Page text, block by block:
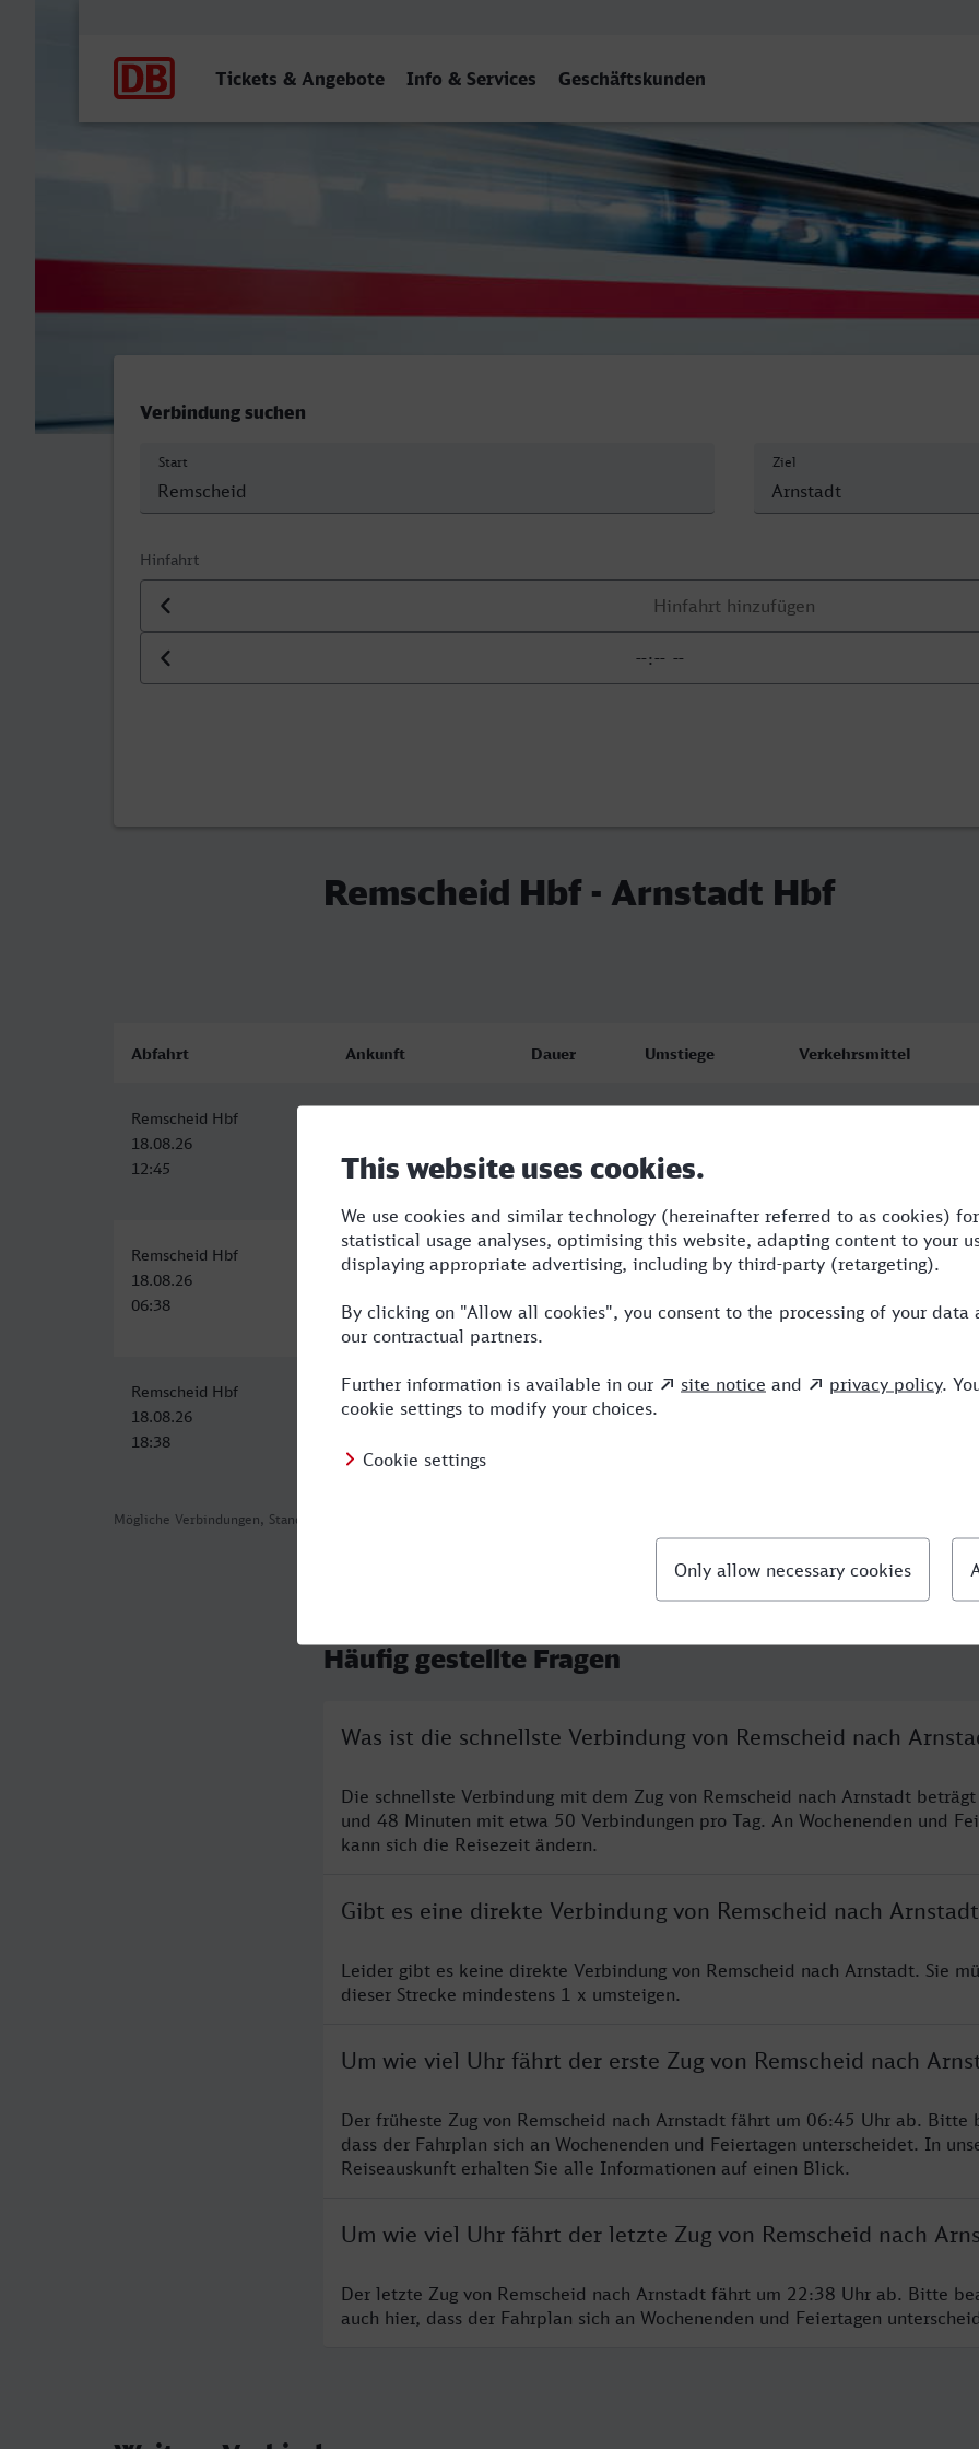
Tickets & Angebote Info & Services Geschäftskunden
Remscheid Hbf - Arnstadt Hbf
Verbindung suchen
Start Ziel
Hinfahrt
Datum der Hinfahrt
Uhrzeit der Hinfahrt
Remscheid Hbf - Arnstadt Hbf
Mögliche Verbindungen, Stand: 2026-08-04 08:57
Abfahrt Ankunft Dauer Umstiege Verkehrsmittel
Remscheid Hbf
18.08.26
12:45
17:33
Remscheid Hbf
18.08.26
06:38
Arnstadt Hbf
18.08.26
11:50
5:12 STB,R,NX,ICE
Remscheid Hbf
18.08.26
18:38
Arnstadt Hbf
19.08.26
5:51 4 STB,R,NX,ICE
Häufig gestellte Fragen
Was ist die schnellste Verbindung von Remscheid nach
Die schnellste Verbindung mit dem Zug von Remscheid nach Arnstadt beträgt
und 48 Minuten mit etwa 50 Verbindungen pro Tag. An Wochenenden und
kann sich die Reisezeit ändern.
Gibt es eine direkte Verbindung von Remscheid nach
Leider gibt es keine direkte Verbindung von Remscheid nach Arnstadt. Sie
dieser Strecke mindestens 1 x umsteigen.
Um wie viel Uhr fährt der erste Zug von Remscheid nach
Der früheste Zug von Remscheid nach Arnstadt fährt um 06:45 Uhr ab. Bitte
dass der Fahrplan sich an Wochenenden und Feiertagen unterscheidet. In
Reiseauskunft erhalten Sie alle Informationen auf einen Blick.
Um wie viel Uhr fährt der letzte Zug von Remscheid nach
Der letzte Zug von Remscheid nach Arnstadt fährt um 22:38 Uhr ab. Bitte
auch hier, dass der Fahrplan sich an Wochenenden und Feiertagen